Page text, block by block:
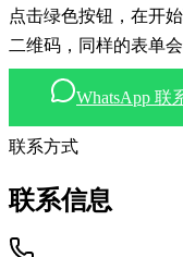
点击绿色按钮，在开
二维码，同样的表单会
WhatsApp 联
联系方式
联系信息